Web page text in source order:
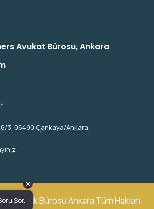
Avukat Bürosu, Ankara
3, 06490 Çankaya/Ankara
Bürosu Ankara Tüm Hakları
✕
Sor.